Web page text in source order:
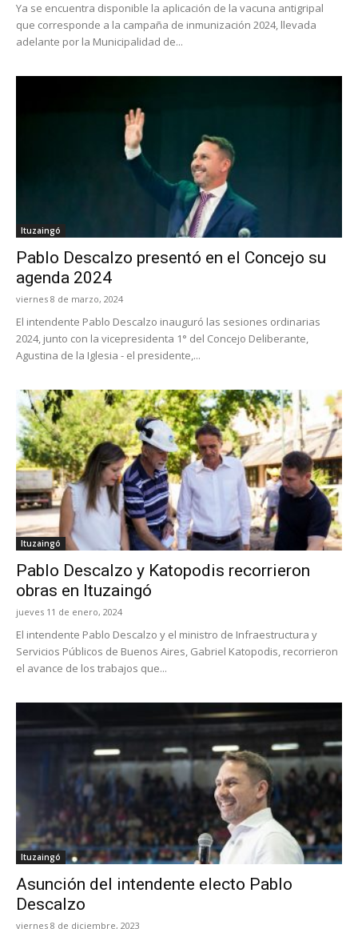
Ya se encuentra disponible la aplicación de la vacuna antigripal
que corresponde a la campaña de inmunización 2024, llevada
adelante por la Municipalidad de...
Ituzaingó
Pablo Descalzo presentó en el Concejo su
agenda 2024
viernes 8 de marzo, 2024
El intendente Pablo Descalzo inauguró las sesiones ordinarias
2024, junto con la vicepresidenta 1° del Concejo Deliberante,
Agustina de la Iglesia - el presidente,...
Ituzaingó
Pablo Descalzo y Katopodis recorrieron
obras en Ituzaingó
jueves 11 de enero, 2024
El intendente Pablo Descalzo y el ministro de Infraestructura y
Servicios Públicos de Buenos Aires, Gabriel Katopodis, recorrieron
el avance de los trabajos que...
Ituzaingó
Asunción del intendente electo Pablo
Descalzo
viernes 8 de diciembre, 2023